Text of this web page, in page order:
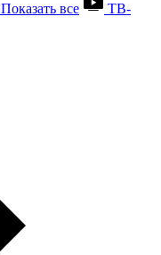
Показать все
ТВ-